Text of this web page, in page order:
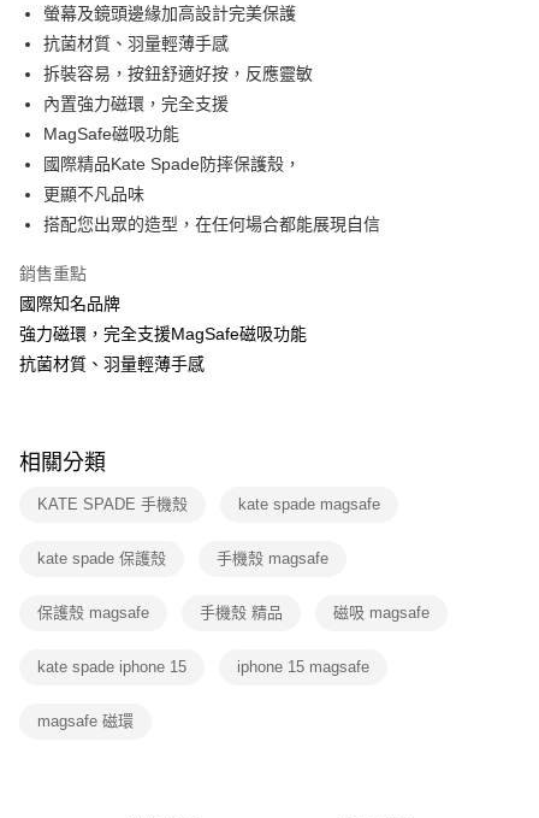
國泰世華商業銀行
兆豐國際商業銀行
臺灣中小企業銀行
匯豐（台灣）商業銀行
華泰商業銀行
聯邦商業銀行
元大商業銀行
玉山商業銀行
台新國際商業銀行
台灣樂天信用卡公司
華南商業銀行
彰化商業銀行
上海商業儲蓄銀行
臺灣中小企業銀行
台中商業銀行
匯豐（台灣）商業銀行
聯邦商業銀行
元大商業銀行
永豐商業銀行
玉山商業銀行
台新國際商業銀行
中國信託商業銀行
台灣樂天信用卡公司
合作金庫商業銀行
第一商業銀行
華南商業銀行
上海商業儲蓄銀行
台北富邦商業銀行
國泰世華商業銀行
匯豐（台灣）商業銀行
聯邦商業銀行
遠東國際商業銀行
元大商業銀行
玉山商業銀行
星展（台灣）商業銀行
台灣樂天信用卡公司
數位禮券
LINE Pay
Apple Pay
街口支付
悠遊付
運送方式
廠商自送宅配免運
螢幕及鏡頭邊緣加高設計完美保護
抗菌材質、羽量輕薄手感
拆裝容易，按鈕舒適好按，反應靈敏
內置強力磁環，完全支援
MagSafe磁吸功能
國際精品Kate Spade防摔保護殼，
更顯不凡品味
搭配您出眾的造型，在任何場合都能展現自信
銷售重點
國際知名品牌
強力磁環，完全支援MagSafe磁吸功能
抗菌材質、羽量輕薄手感
相關分類
KATE SPADE 手機殼 kate spade magsafe
kate spade 保護殼 手機殼 magsafe
保護殼 magsafe 手機殼 精品 磁吸 magsafe
kate spade iphone 15 iphone 15 magsafe
magsafe 磁環